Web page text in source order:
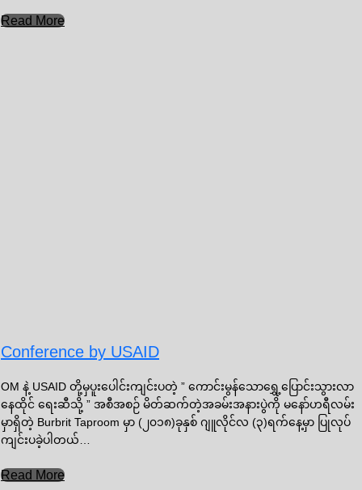
Read More
Conference by USAID
OM နဲ့ USAID တို့မှပူးပေါင်းကျင်းပတဲ့ ” ကောင်းမွန်သောရွှေ့ပြောင်းသွားလာ
နေထိုင် ရေးဆီသို့ ” အစီအစဉ် မိတ်ဆက်တဲ့အခမ်းအနားပွဲကို မနော်ဟရီလမ်း
မှာရှိတဲ့ Burbrit Taproom မှာ (၂၀၁၈)ခုနှစ် ဂျူလိုင်လ (၃)ရက်နေ့မှာ ပြုလုပ်
ကျင်းပခဲ့ပါတယ်…
Read More